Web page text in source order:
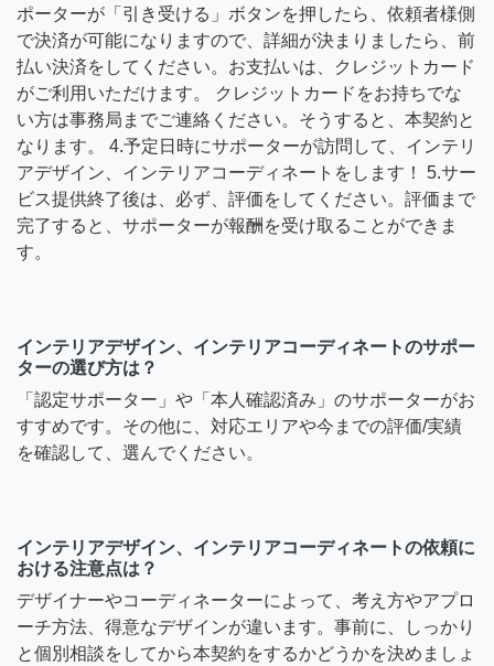
ポーターが「引き受ける」ボタンを押したら、依頼者様側
で決済が可能になりますので、詳細が決まりましたら、前
払い決済をしてください。お支払いは、クレジットカード
がご利用いただけます。 クレジットカードをお持ちでな
い方は事務局までご連絡ください。そうすると、本契約と
なります。 4.予定日時にサポーターが訪問して、インテリ
アデザイン、インテリアコーディネートをします！ 5.サー
ビス提供終了後は、必ず、評価をしてください。評価まで
完了すると、サポーターが報酬を受け取ることができま
す。
インテリアデザイン、インテリアコーディネートのサポー
ターの選び方は？
「認定サポーター」や「本人確認済み」のサポーターがお
すすめです。その他に、対応エリアや今までの評価/実績
を確認して、選んでください。
インテリアデザイン、インテリアコーディネートの依頼に
おける注意点は？
デザイナーやコーディネーターによって、考え方やアプロ
ーチ方法、得意なデザインが違います。事前に、しっかり
と個別相談をしてから本契約をするかどうかを決めましょ